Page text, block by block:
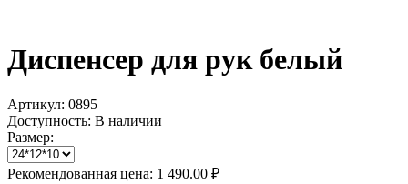
Диспенсер для рук белый
Артикул: 0895
Доступность: В наличии
Размер:
Рекомендованная цена: 1 490.00 ₽